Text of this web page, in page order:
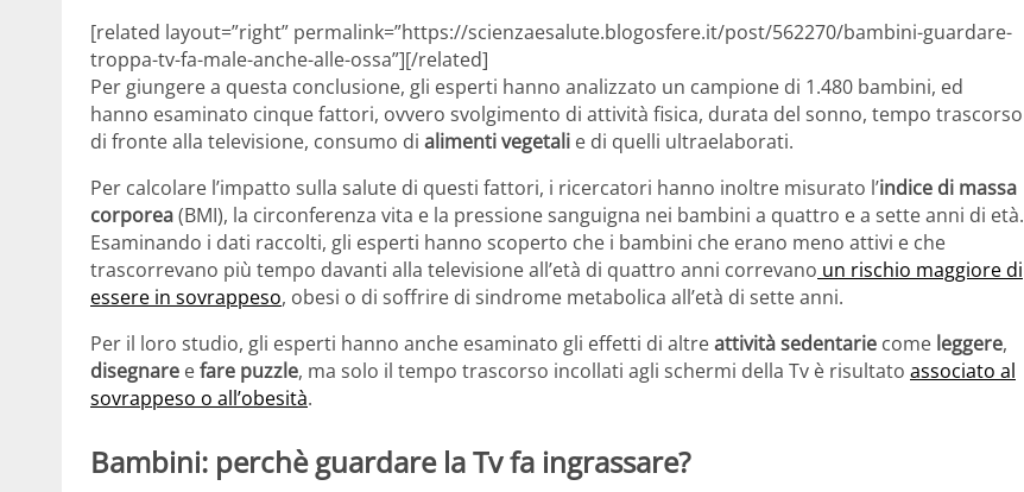
[related layout=”right” permalink=”https://scienzaesalute.blogosfere.it/post/562270/bambini-guardare-
troppa-tv-fa-male-anche-alle-ossa”][/related]
Per giungere a questa conclusione, gli esperti hanno analizzato un campione di 1.480 bambini, ed
hanno esaminato cinque fattori, ovvero svolgimento di attività fisica, durata del sonno, tempo trascorso
di fronte alla televisione, consumo di alimenti vegetali e di quelli ultraelaborati.
Per calcolare l’impatto sulla salute di questi fattori, i ricercatori hanno inoltre misurato l’indice di massa
corporea(BMI), la circonferenza vita e la pressione sanguigna nei bambini a quattro e a sette anni di età.
Esaminando i dati raccolti, gli esperti hanno scoperto che i bambini che erano meno attivi e che
trascorrevano più tempo davanti alla televisione all’età di quattro anni correvano un rischio maggiore di
essere in sovrappeso, obesi o di soffrire di sindrome metabolica all’età di sette anni.
Per il loro studio, gli esperti hanno anche esaminato gli effetti di altreattività sedentarie come leggere,
disegnare efare puzzle, ma solo il tempo trascorso incollati agli schermi della Tv è risultato associato al
sovrappeso o all’obesità.
Bambini: perchè guardare la Tv fa ingrassare?